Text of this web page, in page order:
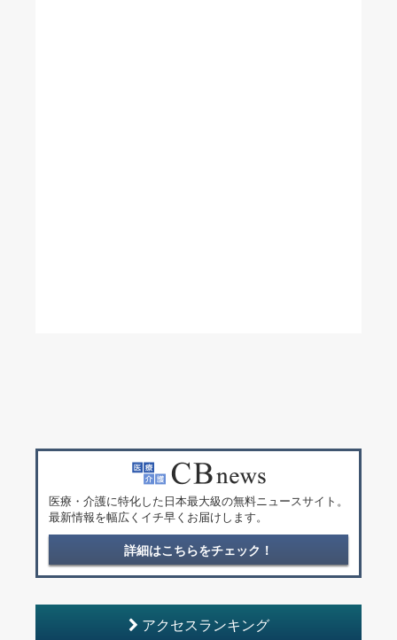
医療・介護に特化した日本最大級の無料ニュースサイト。
最新情報を幅広くイチ早くお届けします。
詳細はこちらをチェック！
アクセスランキング